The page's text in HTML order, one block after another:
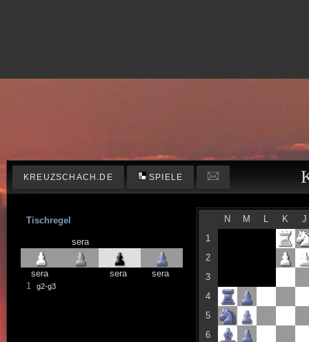
KREUZSCHACH.DE SPIELE
Tischregel
sera
sera
sera
sera
1
g2-g3
N M K
J
1
2
3
4
5
6